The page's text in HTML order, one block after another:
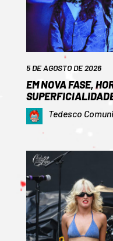
5 DE AGOSTO DE 2026
EM NOVA FASE,
Tedesco